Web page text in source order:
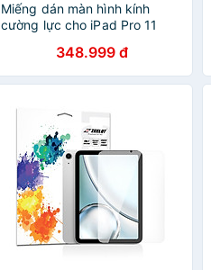
Miếng dán màn hình kính
cường lực cho iPad Pro 11
2018 hiệu JCPAL iClara 9H
(mỏng 0.2 mm, vát cạnh 2.5D,
chống trầy, chống va đập) -
Hàng chính hãng
348.999 đ